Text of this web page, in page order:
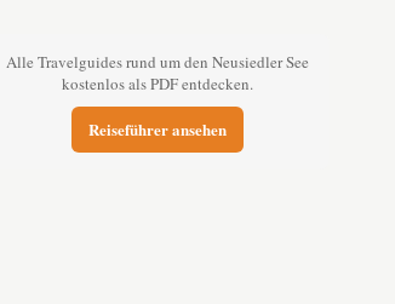
Alle Travelguides rund um den Neusiedler See
kostenlos als PDF entdecken.
Reiseführer ansehen